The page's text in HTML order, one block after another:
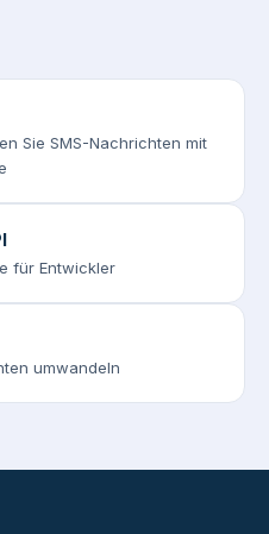
Sie SMS-Nachrichten mit
für Entwickler
umwandeln